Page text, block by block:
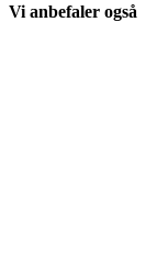
Vi anbefaler også